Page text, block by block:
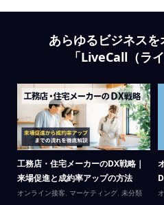
あらゆるビジネス
「LiveCall（ラ
工務店・住宅メーカーのDX戦略｜
来場促進と成約率アップの方法
オンライン接客 マーケティング, 未分類